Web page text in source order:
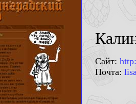
Сайт:
Почта: